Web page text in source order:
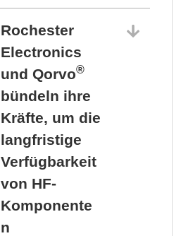
Rochester
Electronics
und Qorvo®
bündeln ihre
Kräfte, um die
langfristige
Verfügbarkeit
von HF-
Komponente
n